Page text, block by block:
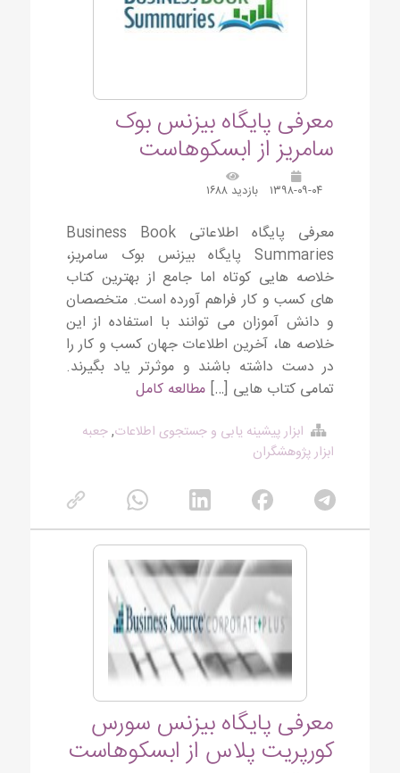
معرفی پایگاه بیزنس بوک
سامریز از ابسکوهاست
۱۳۹۸-۰۹-۰۴ بازدید ۱۶۸۸
معرفی پایگاه اطلاعاتی Business Book
Summaries پایگاه بیزنس بوک سامریز،
خلاصه هایی کوتاه اما جامع از بهترین کتاب
های کسب و کار فراهم آورده است. متخصصان
و دانش آموزان می توانند با استفاده از این
خلاصه ها، آخرین اطلاعات جهان کسب و کار را
در دست داشته باشند و موثرتر یاد بگیرند.
تمامی کتاب هایی […] مطالعه کامل
ابزار پیشینه یابی و جستجوی اطلاعات,جعبه
ابزار پژوهشگران
معرفی پایگاه بیزنس سورس
کورپریت پلاس از ابسکوهاست